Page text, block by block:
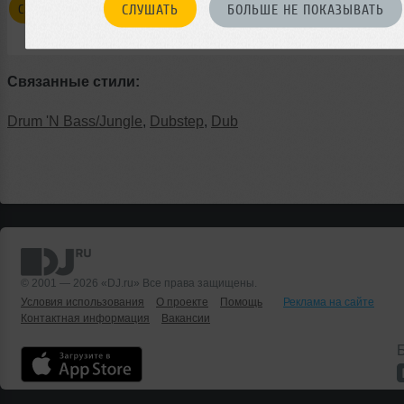
СЛУШАТЬ БОЛЬШЕ НЕ ПОКАЗЫВАТЬ
СМОТРЕТЬ ВСЕ ТРЕКИ В HALFTIME
Связанные стили:
Drum 'N Bass/Jungle, Dubstep, Dub
© 2001 — 2026 «DJ.ru» Все права защищены.
Условия использования
О проекте Помощь
Реклама на сайте
Контактная информация
Вакансии